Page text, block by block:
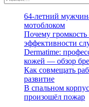
64-летний
мотоблоком
Почему
эффективности
Dermatime:
кожей — обзор
Как совмещать
развитие
В спальном
произошёл пожар